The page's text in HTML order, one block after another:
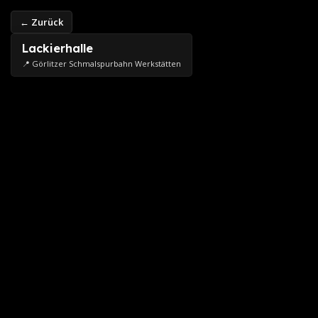
← Zurück
Lackierhalle
📍 Görlitzer Schmalspurbahn Werkstätten